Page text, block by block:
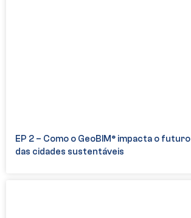
EP 2 – Como o GeoBIM® impacta o futuro
das cidades sustentáveis